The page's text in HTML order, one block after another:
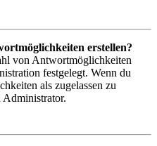
erstellen?
von Antwortmöglichkeiten
festgelegt. Wenn du
als zugelassen zu
Administrator.